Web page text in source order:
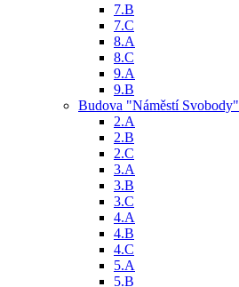
7.B
7.C
8.A
8.C
9.A
9.B
Budova "Náměstí Svobody"
2.A
2.B
2.C
3.A
3.B
3.C
4.A
4.B
4.C
5.A
5.B